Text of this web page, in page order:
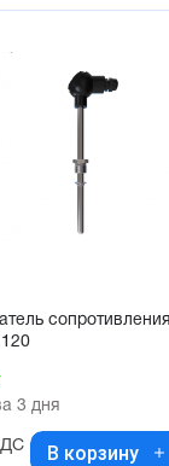
сопротивления
3 дня
В корзину